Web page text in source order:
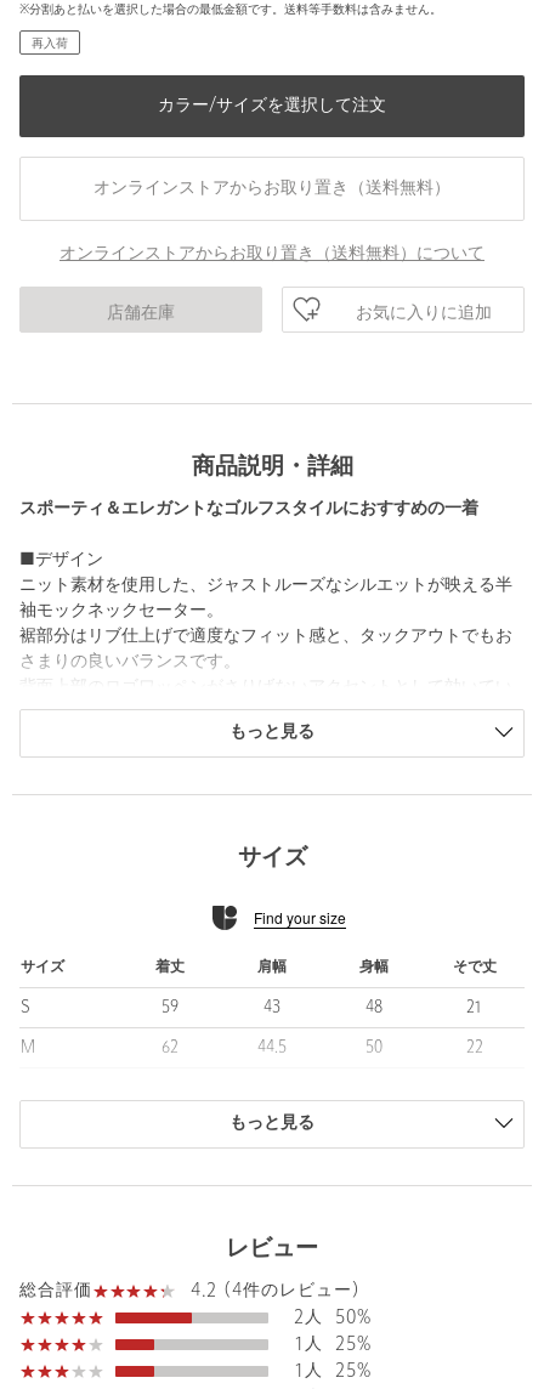
※分割あと払いを選択した場合の最低金額です。送料等手数料は含みません。
再入荷
カラー/サイズを選択して注文
オンラインストアからお取り置き（送料無料）
オンラインストアからお取り置き（送料無料）について
店舗在庫 お気に入りに追加
商品説明・詳細
スポーティ＆エレガントなゴルフスタイルにおすすめの一着
■デザイン
ニット素材を使用した、ジャストルーズなシルエットが映える半
袖モックネックセーター。
裾部分はリブ仕上げで適度なフィット感と、タックアウトでもお
さまりの良いバランスです。
ます。
活躍する一着。
暖かい時期にはショーツを組み合わせた上品なスポーツスタイル
光沢感：ややあり
社交性とファッション性、機能性を兼ね備え、プレイヤーの個性
■CONCEPT
GOOD MANNER
社交の場としてのGOLF CLUBに馴染むグッドマナーなスタイル
GOOD SENSE
もっと見る
サイズ
Find your size
サイズ 着丈 肩幅 身幅 そで丈
S 59 43 48 21
M 62 44.5 50 22
47.5
Width 50cm
Shoulder width 44.5cm
もっと見る
レビュー
総合評価
4.2 (4件のレビュー)
2人
50%
1人
25%
1人
25%